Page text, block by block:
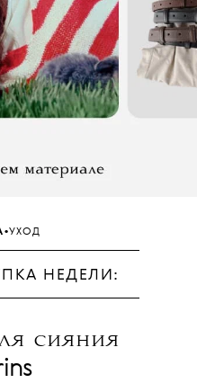
•УХОД
НЕДЕЛИ:
сияния